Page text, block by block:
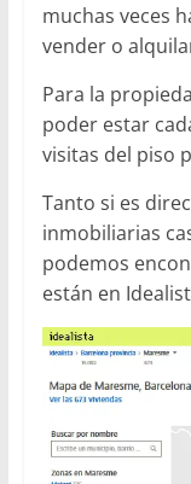
muchas veces
vender o
Para la
poder estar
visitas del piso
Tanto si es
inmobiliarias
podemos
están en